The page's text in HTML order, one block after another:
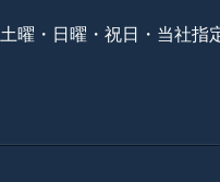
土曜・日曜・祝日・当社指